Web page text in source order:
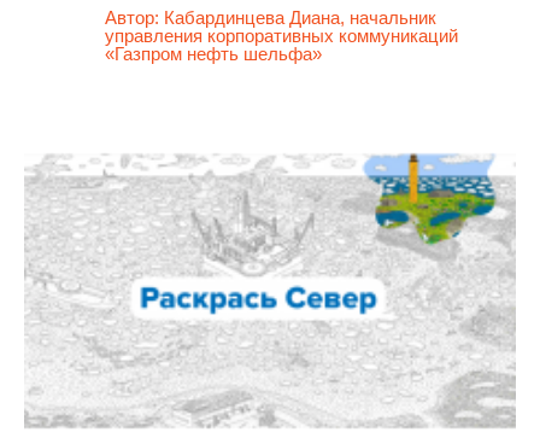
Автор: Кабардинцева Диана, начальник
управления корпоративных коммуникаций
«Газпром нефть шельфа»